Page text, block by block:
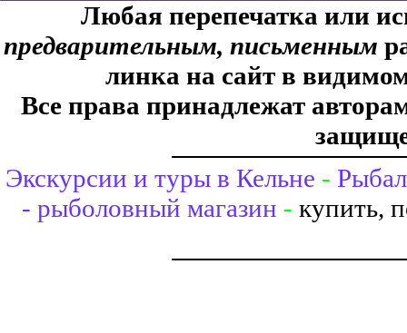
Любая перепечатка или
предварительным, письменным
линка на сайт в
Все права принадлежат
Экскурсии и туры в Кельне -
- рыболовный магазин - купить,